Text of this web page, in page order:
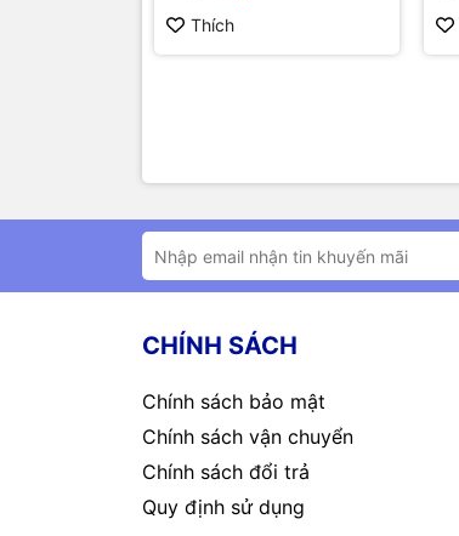
Thích
CHÍNH SÁCH
Chính sách bảo mật
Chính sách vận chuyển
Chính sách đổi trả
Quy định sử dụng